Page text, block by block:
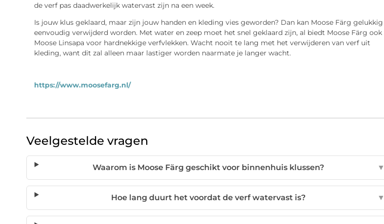
de verf pas daadwerkelijk watervast zijn na een week.
Is jouw klus geklaard, maar zijn jouw handen en kleding vies geworden? Dan kan Moose Färg gelukkig
eenvoudig verwijderd worden. Met water en zeep moet het snel geklaard zijn, al biedt Moose Färg ook
Moose Linsapa voor hardnekkige verfvlekken. Wacht nooit te lang met het verwijderen van verf uit
kleding, want dit zal alleen maar lastiger worden naarmate je langer wacht.
https://www.moosefarg.nl/
Veelgestelde vragen
Waarom is Moose Färg geschikt voor binnenhuis klussen? ▼
Hoe lang duurt het voordat de verf watervast is? ▼